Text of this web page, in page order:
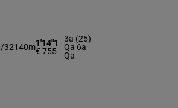
32140m1'14"1
€ 755
3a (25)
Qa 6a
Qa